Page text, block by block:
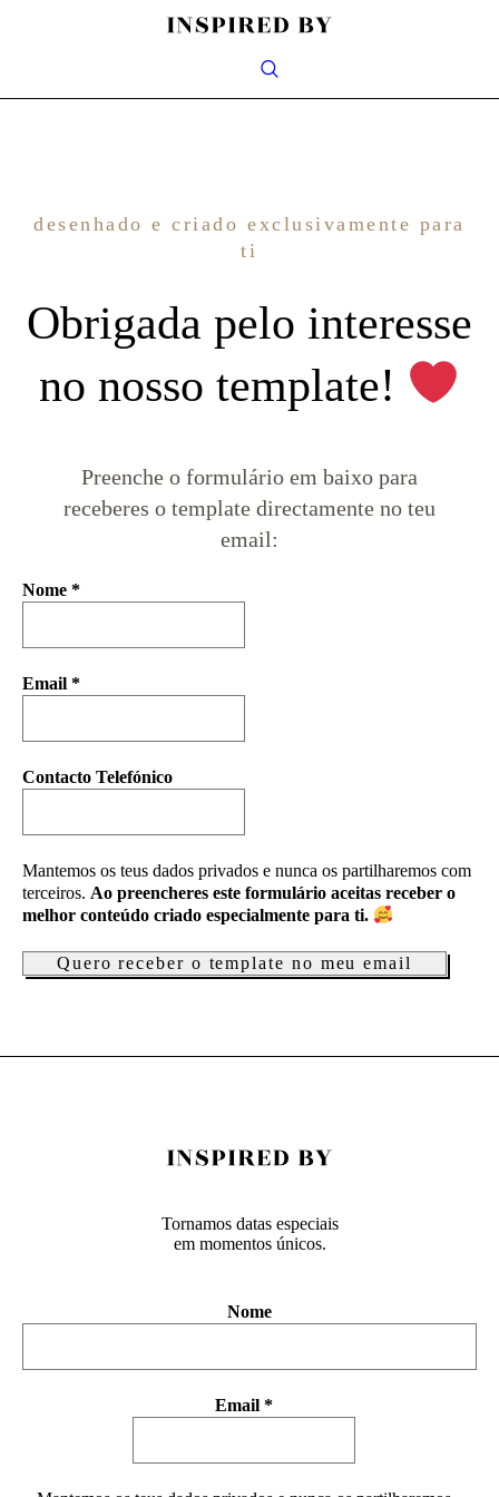
desenhado e criado exclusivamente para
ti
Obrigada pelo interesse
no nosso template!
Preenche o formulário em baixo para
receberes o template directamente no teu
email:
Nome *
Email *
Contacto Telefónico
Mantemos os teus dados privados e nunca os partilharemos com
terceiros. Ao preencheres este formulário aceitas receber o
melhor conteúdo criado especialmente para ti.
Tornamos datas especiais
em momentos únicos.
Nome
Email *